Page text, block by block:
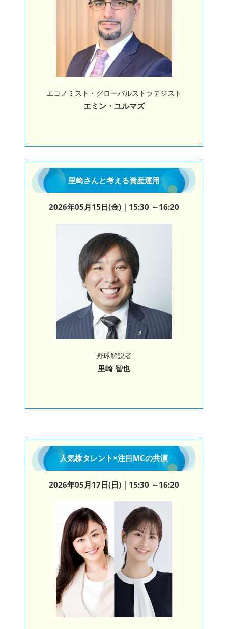
エコノミスト・グローバルストラテジスト
エミン・ユルマズ
里崎さんと考える資産運用
2026年05月15日(金)｜15:30 ～16:20
野球解説者
里崎 智也
人気株タレント×注目MCの共演
2026年05月17日(日)｜15:30 ～16:20